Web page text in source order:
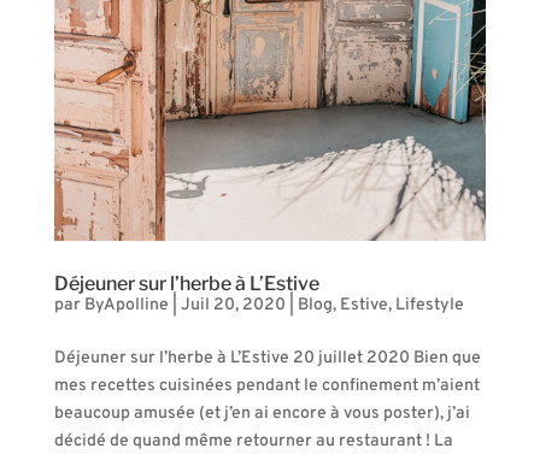
Déjeuner sur l’herbe à L’Estive
par ByApolline Juil 20, 2020 Blog, Estive, Lifestyle
Déjeuner sur l’herbe à L’Estive 20 juillet 2020 Bien que
mes recettes cuisinées pendant le confinement m’aient
beaucoup amusée (et j’en ai encore à vous poster), j’ai
décidé de quand même retourner au restaurant ! La